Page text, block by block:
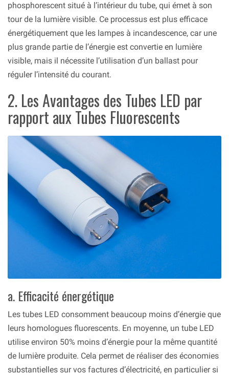
phosphorescent situé à l’intérieur du tube, qui émet à son
tour de la lumière visible. Ce processus est plus efficace
énergétiquement que les lampes à incandescence, car une
plus grande partie de l’énergie est convertie en lumière
visible, mais il nécessite l’utilisation d’un ballast pour
réguler l’intensité du courant.
2. Les Avantages des Tubes LED par
rapport aux Tubes Fluorescents
a. Efficacité énergétique
Les tubes LED consomment beaucoup moins d’énergie que
leurs homologues fluorescents. En moyenne, un tube LED
utilise environ 50% moins d’énergie pour la même quantité
de lumière produite. Cela permet de réaliser des économies
substantielles sur vos factures d’électricité, en particulier si